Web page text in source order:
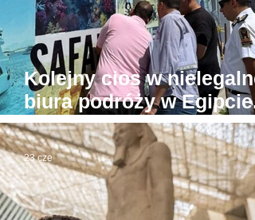
Kolejny cios w nielegalne
biura podróży w Egipcie.
Tu już prawdziwa wojna
23 cze